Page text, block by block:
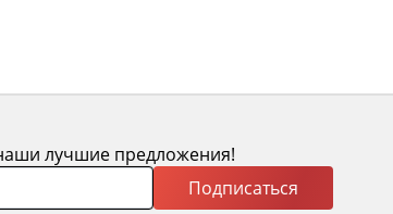
лучшие предложения!
Подписаться